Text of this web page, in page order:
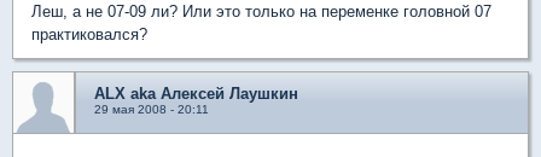
Леш, а не 07-09 ли? Или это только на переменке головной 07
практиковался?
ALX aka Алексей Лаушкин
29 мая 2008 - 20:11